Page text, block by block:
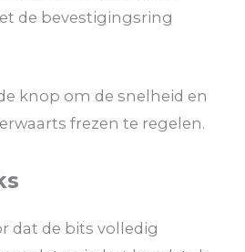
de bevestigingsring
knop om de snelheid en
frezen te regelen.
dat de bits volledig